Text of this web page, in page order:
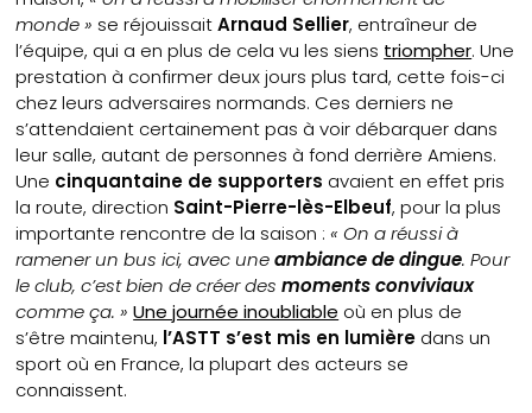
monde » se réjouissaitArnaud Sellier, entraîneur de
l’équipe, qui a en plus de cela vu les siens triompher. Une
prestation à confirmer deux jours plus tard, cette fois-ci
chez leurs adversaires normands. Ces derniers ne
s’attendaient certainement pas à voir débarquer dans
leur salle, autant de personnes à fond derrière Amiens.
Une cinquantaine de supporters avaient en effet pris
la route, direction Saint-Pierre-lès-Elbeuf, pour la plus
importante rencontre de la saison :« On a réussi à
ramener un bus ici, avec uneambiance de dingue. Pour
le club, c’est bien de créer desmoments conviviaux
comme ça. » Une journée inoubliable où en plus de
s’être maintenu, l’ASTT s’est mis en lumière dans un
sport où en France, la plupart des acteurs se
connaissent.